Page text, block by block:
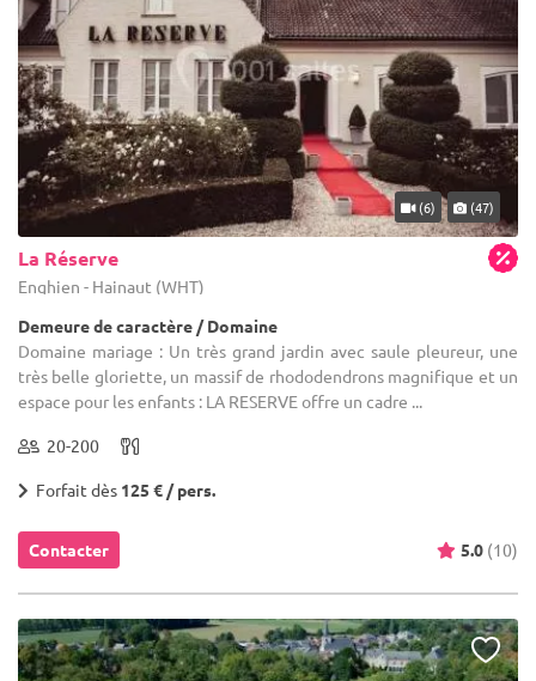
(6) (47)
La Réserve
Enghien - Hainaut (WHT)
Demeure de caractère / Domaine
Domaine mariage : Un très grand jardin avec saule pleureur, une
très belle gloriette, un massif de rhododendrons magnifique et un
espace pour les enfants : LA RESERVE offre un cadre ...
20-200
Forfait dès 125 € / pers.
Contacter 5.0 (10)